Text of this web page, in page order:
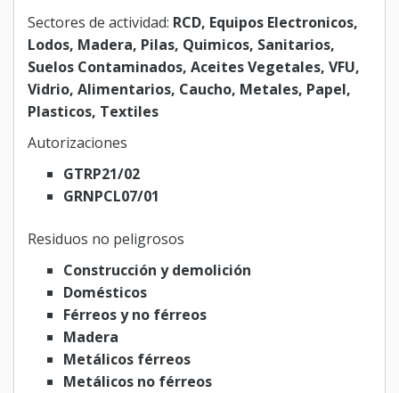
Sectores de actividad: RCD, Equipos Electronicos,
Lodos, Madera, Pilas, Quimicos, Sanitarios,
Suelos Contaminados, Aceites Vegetales, VFU,
Vidrio, Alimentarios, Caucho, Metales, Papel,
Plasticos, Textiles
Autorizaciones
GTRP21/02
GRNPCL07/01
Residuos no peligrosos
Construcción y demolición
Domésticos
Férreos y no férreos
Madera
Metálicos férreos
Metálicos no férreos